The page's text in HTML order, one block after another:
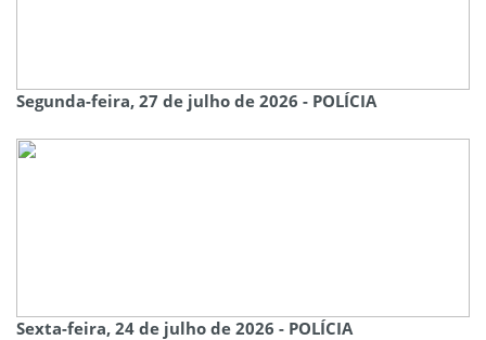
Segunda-feira, 27 de julho de 2026 - POLÍCIA
Sexta-feira, 24 de julho de 2026 - POLÍCIA